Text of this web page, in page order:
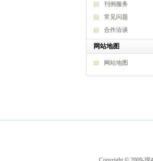
刊例服务
常见问题
合作洽谈
网站地图
网站地图